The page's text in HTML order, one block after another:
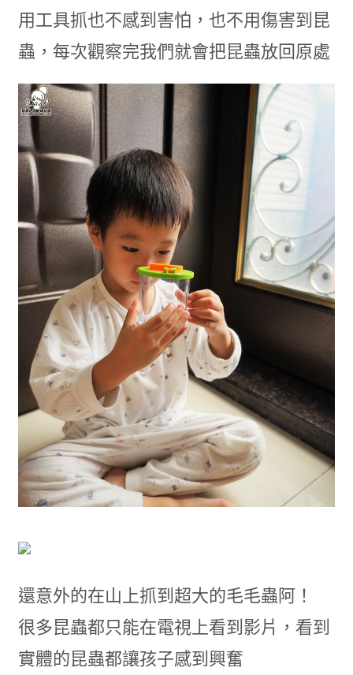
用工具抓也不感到害怕，也不用傷害到昆
蟲，每次觀察完我們就會把昆蟲放回原處
還意外的在山上抓到超大的毛毛蟲阿！
很多昆蟲都只能在電視上看到影片，看到
實體的昆蟲都讓孩子感到興奮